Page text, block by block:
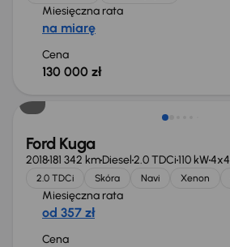
Miesięczna rata
na miarę
Cena
130 000 zł
Ford Kuga
2018181 342 kmDiesel2.0 TDCi110 kW4x4
2.0 TDCi Skóra Navi Xenon
Miesięczna rata
od 357 zł
Cena